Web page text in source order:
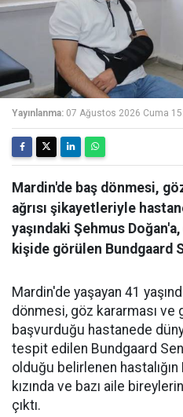
Yayınlanma: 07 Ağustos 2026 Cuma
Mardin'de baş dönmesi,
ağrısı şikayetleriyle
yaşındaki Şehmus
kişide görülen Bundgaard
Mardin'de yaşayan 41
dönmesi, göz kararması ve
başvurduğu hastanede
tespit edilen Bundgaard
olduğu belirlenen hastalığın
kızında ve bazı aile
çıktı.